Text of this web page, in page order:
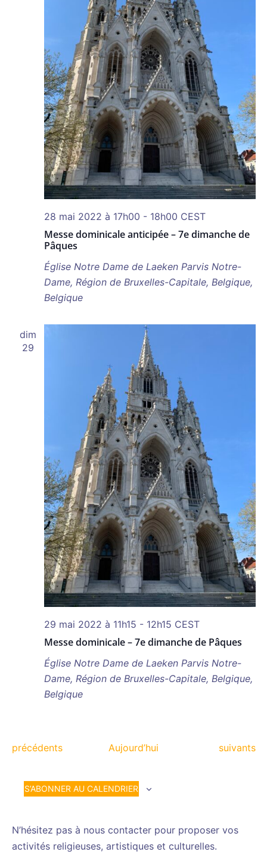
Messe dominicale anticipée – 7e dimanche de
Pâques
28 mai 2022 à 17h00 - 18h00 CEST
Église Notre Dame de Laeken Parvis Notre-
Dame, Région de Bruxelles-Capitale, Belgique,
Belgique
dim
29
Messe dominicale – 7e dimanche de Pâques
29 mai 2022 à 11h15 - 12h15 CEST
Église Notre Dame de Laeken Parvis Notre-
Dame, Région de Bruxelles-Capitale, Belgique,
Belgique
Évènements
précédents Aujourd’hui suivants
S’ABONNER AU CALENDRIER
N’hésitez pas à nous contacter pour proposer vos
activités religieuses, artistiques et culturelles.